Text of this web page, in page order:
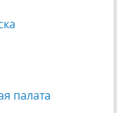
палата